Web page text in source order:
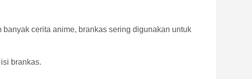
cerita anime, brankas sering digunakan untuk
brankas.